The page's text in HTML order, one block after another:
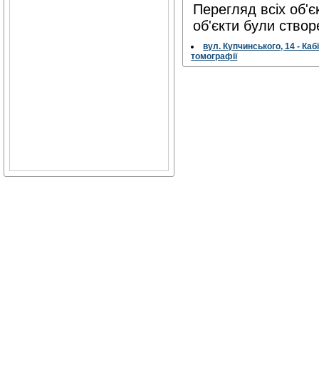
Перегляд всіх
об'єкти були
вул. Купчинського, 14 -
томографії